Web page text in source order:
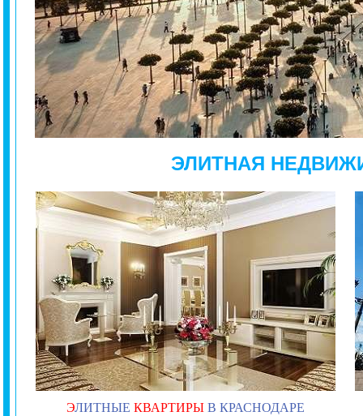
ЭЛИТНАЯ
ЭЛИТНЫЕ КВАРТИРЫ В КРАСНОДАРЕ